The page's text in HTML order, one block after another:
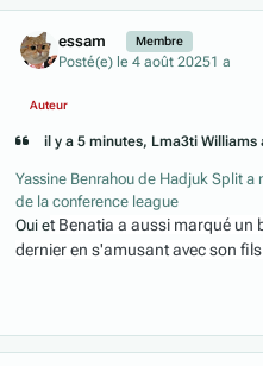
essam Membre
Posté(e) le 4 août 20251 a
Auteur
il y a 5 minutes, Lma3ti Williams
Yassine Benrahou de Hadjuk Split
de la conference league
Oui et Benatia a aussi marqué un
dernier en s'amusant avec son